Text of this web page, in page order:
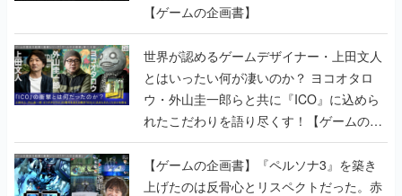
【ゲームの企画書】
世界が認めるゲームデザイナー・上田文人
とはいったい何が凄いのか？ ヨコオタロ
ウ・外山圭一郎らと共に『ICO』に込めら
れたこだわりを語り尽くす！【ゲームの企
画書】
【ゲームの企画書】『ペルソナ3』を築き
上げたのは反骨心とリスペクトだった。赤